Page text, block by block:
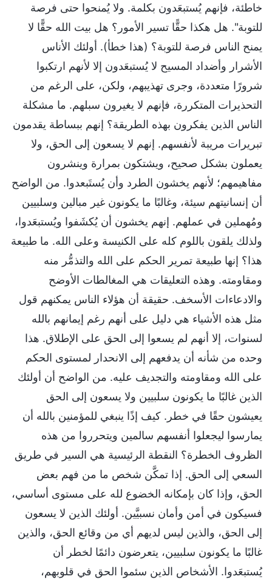
خاطئة، فإنهم يُستبعَدون بكلمة. ولا يُمنحوا حتى فرصة
للتوبة". هل هكذا حقًّا تسير الأمور؟ هل بيت الله حقًّا لا
يمنح الناس فرصة للتوبة؟ (هذا خطأ). أولئك الأناس
الأشرار وأضداد المسيح لا يُستبعَدون إلا لأنهم ارتكبوا
شرورًا متعددة، وجرى تهذيبهم، ولكن، على الرغم من
التحذيرات المتكررة، فإنهم لا يغيرون سبلهم. ما مشكلة
الناس الذين يفكرون بهذه الطريقة؟ إنهم ببساطة يقدمون
تبريرات مريبة لأنفسهم. إنهم لا يسعون إلى الحق، ولا
يعملون بشكل صحيح، ويشتكون بمرارة وينشرون
مفاهيمهم؛ لأنهم يخشون الطرد وأن يُستَبعدوا. من الواضح
أن إنسانيتهم سيئة، وغالبًا ما يكونون غير مبالين وسلبيين
ومُهملين في عملهم. إنهم يخشون أن يُكشَفوا ويُستبعَدوا،
ولذلك يلقون باللوم كله على الكنيسة وعلى الله. ما طبيعة
هذا؟ إنها طبيعة تمرير الحكم على الله والتذمُّر منه
ومقاومته. وهذه التعليقات هي المغالطات الأوضح
والادعاءات الأسخف. حقيقة أن هؤلاء الناس يمكنهم قول
مثل هذه الأشياء هي دليل على أنهم رغم إيمانهم بالله
لسنوات، إلا أنهم لم يسعوا إلى الحق على الإطلاق. هذا
وحده من شأنه أن يدفعهم إلى الانحدار لمستوى الحكم
على الله ومقاومته والتجديف عليه. من الواضح أن أولئك
الذين غالبًا ما يكونون سلبيين ولا يسعون إلى الحق
يعيشون حقًا في خطر. كيف إذًا ينبغي للمؤمنين بالله أن
يمارسوا ليجعلوا أنفسهم سالمين ويتحرروا من هذه
الظروف الخطرة؟ النقطة الرئيسية هي السير في طريق
السعي إلى الحق. إذا تمكَّن شخص ما من فهم بعض
الحق، وإذا كان بإمكانه الخضوع لله على مستوى أساسي،
فسيكون في أمن وأمان نسبيَّين. أولئك الذين لا يسعون
إلى الحق، والذين ليس لديهم أي من وقائع الحق، والذين
غالبًا ما يكونون سلبيين، يتعرضون دائمًا لخطر أن
يُستبعَدوا. الأشخاص الذين سئموا الحق في قلوبهم،